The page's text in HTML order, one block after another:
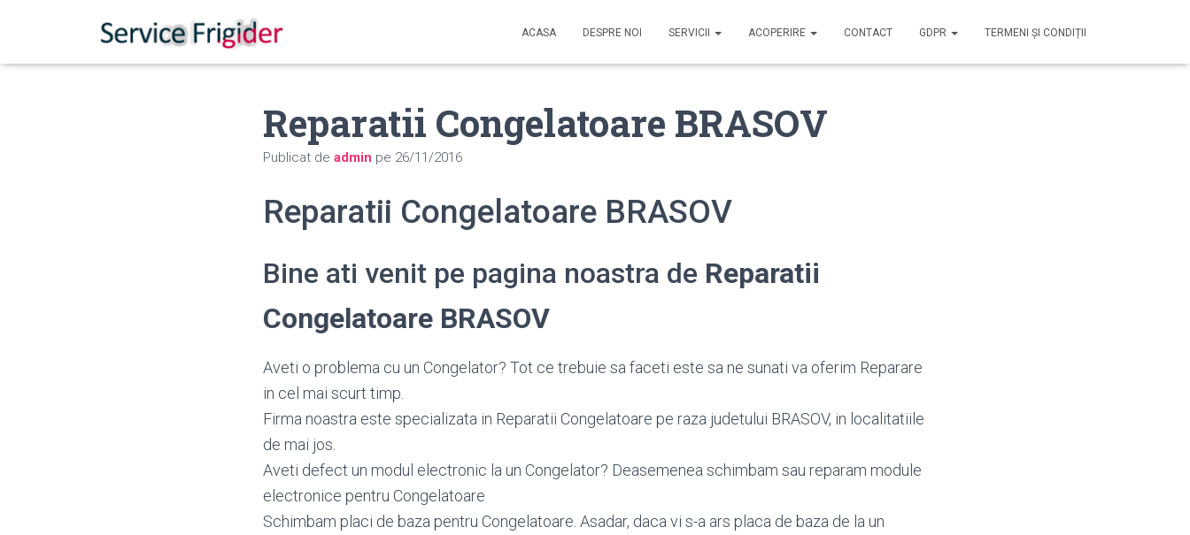
ACASA DESPRE NOI SERVICII ACOPERIRE CONTACT GDPR TERMENI ȘI CONDIȚII
Reparatii Congelatoare BRASOV
Publicat de admin pe 26/11/2016
Reparatii Congelatoare BRASOV
Bine ati venit pe pagina noastra de Reparatii
Congelatoare BRASOV
Aveti o problema cu un Congelator? Tot ce trebuie sa faceti este sa ne sunati va oferim Reparare
in cel mai scurt timp.
Firma noastra este specializata in Reparatii Congelatoare pe raza judetului BRASOV, in localitatiile
de mai jos.
Aveti defect un modul electronic la un Congelator? Deasemenea schimbam sau reparam module
electronice pentru Congelatoare
Schimbam placi de baza pentru Congelatoare. Asadar, daca vi s-a ars placa de baza de la un